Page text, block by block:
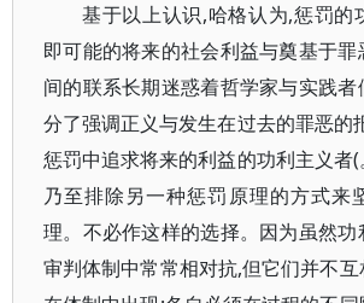
基于以上认识,哈格认为,惩罚的
即可能的将来的社会利益与奠基于罪
间的联系长期迷惑着哲学家与实践
分了强调正义与发生在过去的罪恶的
惩罚中追求将来的利益的功利主义者
乃至排除另一种惩罚原理的方式来
理。不必作这样的选择。因为虽然
审判体制中常常相对抗,但它们并不